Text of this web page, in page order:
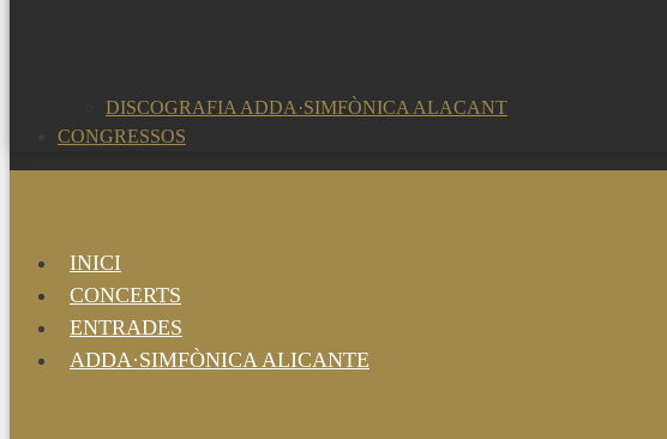
DISCOGRAFIA ADDA·SIMFÒNICA ALACANT
CONGRESSOS
INICI
CONCERTS
ENTRADES
ADDA·SIMFÒNICA ALICANTE